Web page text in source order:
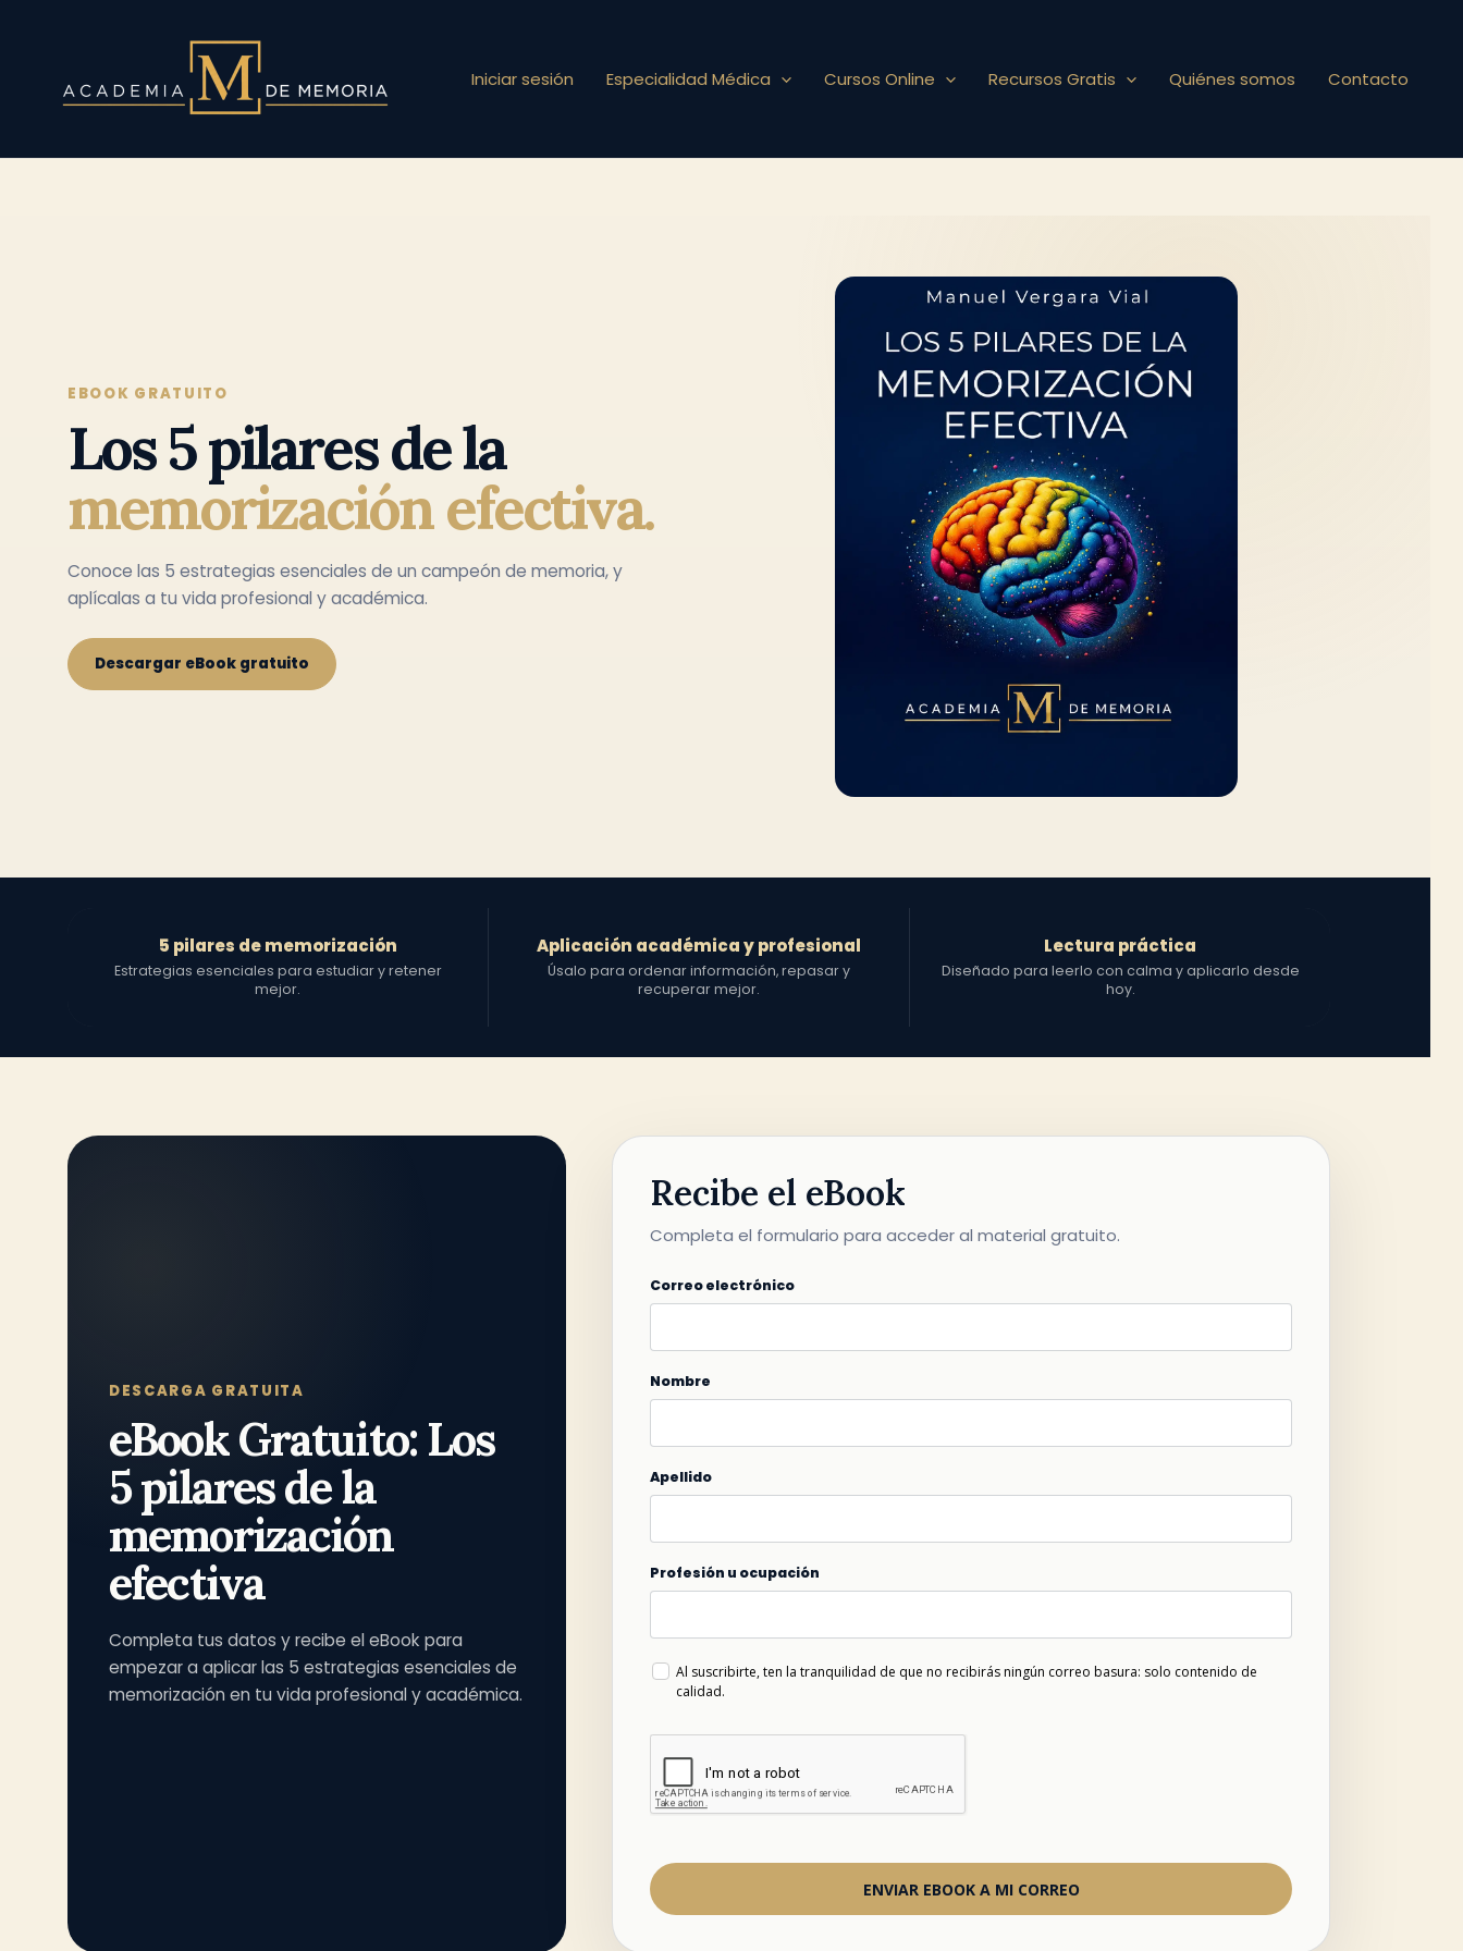
Iniciar sesión Especialidad Médica Cursos Online Recursos Gratis Quiénes somos Contacto
EBOOK GRATUITO
Los 5 pilares de la
memorización efectiva.
Conoce las 5 estrategias esenciales de un campeón de memoria, y
aplícalas a tu vida profesional y académica.
Descargar eBook gratuito
5 pilares de memorización
Estrategias esenciales para estudiar y retener
mejor.
Aplicación académica y profesional
Úsalo para ordenar información, repasar y
recuperar mejor.
Lectura práctica
Diseñado para leerlo con calma y aplicarlo desde
hoy.
DESCARGA GRATUITA
eBook Gratuito: Los
5 pilares de la
memorización
efectiva
Completa tus datos y recibe el eBook para
empezar a aplicar las 5 estrategias esenciales de
memorización en tu vida profesional y académica.
Recibe el eBook
Completa el formulario para acceder al material gratuito.
Correo electrónico
Nombre
Apellido
Profesión u ocupación
Al suscribirte, ten la tranquilidad de que no recibirás ningún correo basura: solo contenido de
calidad.
ENVIAR EBOOK A MI CORREO